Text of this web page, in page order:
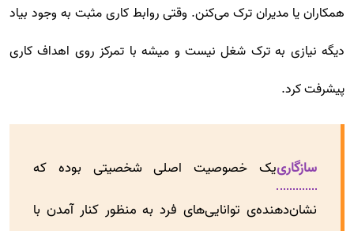
همکاران یا مدیران ترک می‌کنن. وقتی روابط کاری مثبت به وجود بیاد
دیگه نیازی به ترک شغل نیست و میشه با تمرکز روی اهداف کاری
پیشرفت کرد.
سازگارییک خصوصیت اصلی شخصیتی بوده که
نشان‌دهنده‌ی توانایی‌های فرد به منظور کنار آمدن با